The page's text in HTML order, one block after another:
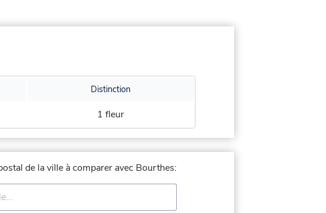
Distinction
1 fleur
de la ville à comparer avec Bourthes: